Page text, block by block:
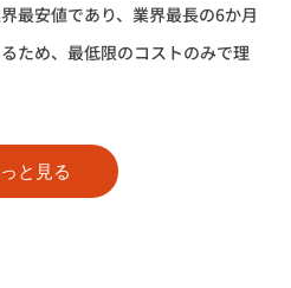
最安値であり、業界最長の6か月
ため、最低限のコストのみで理
と見る